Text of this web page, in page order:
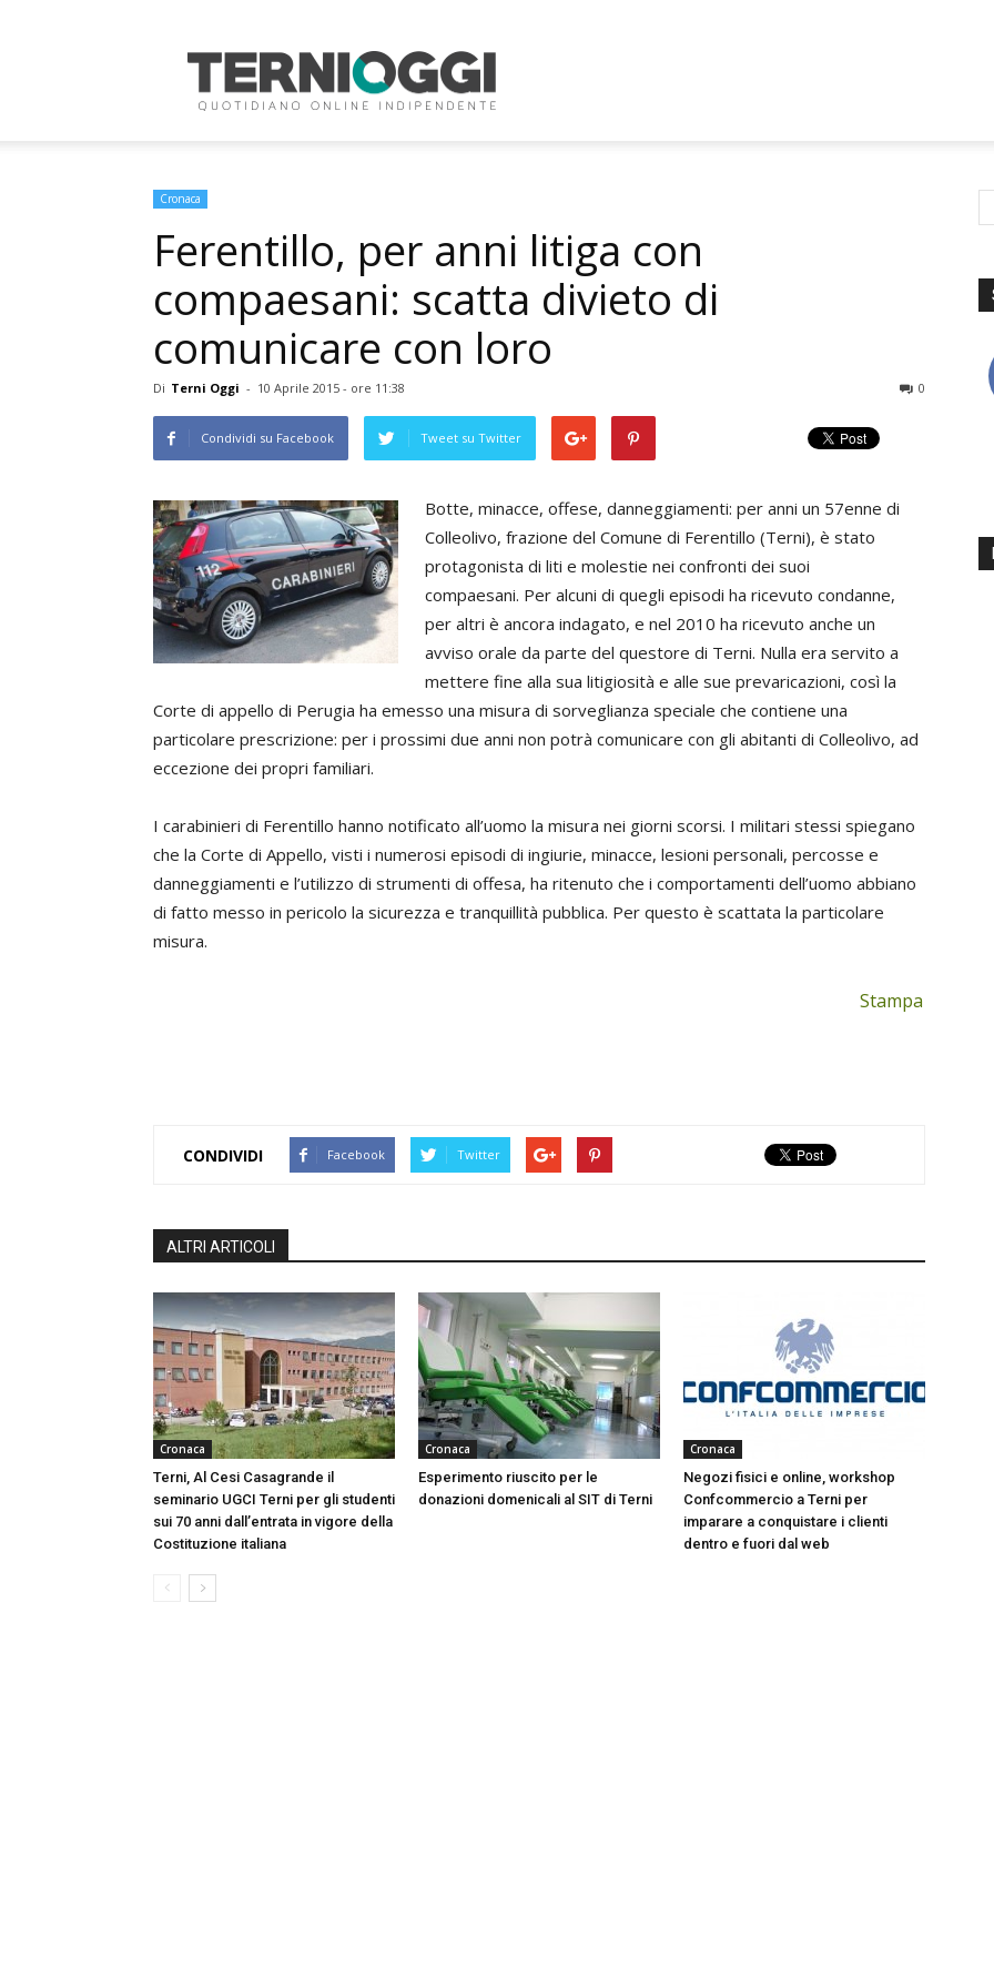
Oggi
Cronaca
Ferentillo, per anni litiga con
compaesani: scatta divieto di
comunicare con loro
Di Terni Oggi - 10 Aprile 2015 - ore 11:38 0
Condividi su Facebook Tweet su Twitter
Botte, minacce, offese, danneggiamenti: per anni un 57enne di
Colleolivo, frazione del Comune di Ferentillo (Terni), è stato
protagonista di liti e molestie nei confronti dei suoi
compaesani. Per alcuni di quegli episodi ha ricevuto condanne,
per altri è ancora indagato, e nel 2010 ha ricevuto anche un
avviso orale da parte del questore di Terni. Nulla era servito a
mettere fine alla sua litigiosità e alle sue prevaricazioni, così la
Corte di appello di Perugia ha emesso una misura di sorveglianza speciale che contiene una
particolare prescrizione: per i prossimi due anni non potrà comunicare con gli abitanti di Colleolivo, ad
eccezione dei propri familiari.
I carabinieri di Ferentillo hanno notificato all’uomo la misura nei giorni scorsi. I militari stessi spiegano
che la Corte di Appello, visti i numerosi episodi di ingiurie, minacce, lesioni personali, percosse e
danneggiamenti e l’utilizzo di strumenti di offesa, ha ritenuto che i comportamenti dell’uomo abbiano
di fatto messo in pericolo la sicurezza e tranquillità pubblica. Per questo è scattata la particolare
misura.
Stampa
CONDIVIDI Facebook Twitter
ALTRI ARTICOLI
Cronaca
Terni, Al Cesi Casagrande il
seminario UGCI Terni per gli studenti
sui 70 anni dall’entrata in vigore della
Costituzione italiana
Cronaca
Esperimento riuscito per le
donazioni domenicali al SIT di Terni
Cronaca
Negozi fisici e online, workshop
Confcommercio a Terni per
imparare a conquistare i clienti
dentro e fuori dal web